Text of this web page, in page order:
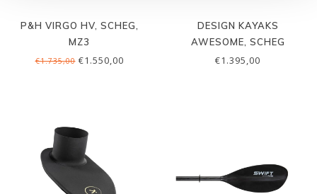
P&H VIRGO HV, SCHEG,
MZ3
€1.735,00€1.550,00
DESIGN KAYAKS
AWESOME, SCHEG
€1.395,00